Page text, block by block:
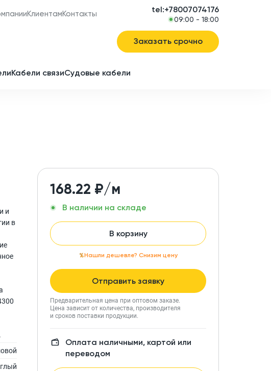
КлиентамКонтакты tel:+78007074176
09:00 - 18:00
Заказать срочно
Кабели связиСудовые кабели
и
в
168.22 ₽/м
В наличии на складе
В корзину
Нашли дешевле? Снизим цену
Отправить заявку
Предварительная цена при оптовом заказе.
Цена зависит от количества, производителя
и сроков поставки продукции.
Оплата наличными, картой или
переводом